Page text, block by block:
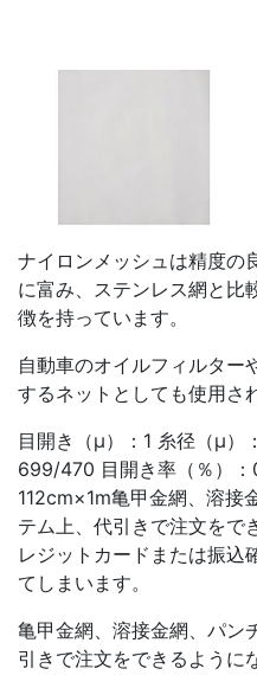
ナイロンメッシュは精度の
に富み、ステンレス網と比
徴を持っています。
自動車のオイルフィルター
するネットとしても使用さ
目開き（μ）：1 糸径（μ）
699/470 目開き率（％）：
112cm×1m亀甲金網、溶接
テム上、代引きで注文をで
レジットカードまたは振込
てしまいます。
亀甲金網、溶接金網、パン
引きで注文をできるように